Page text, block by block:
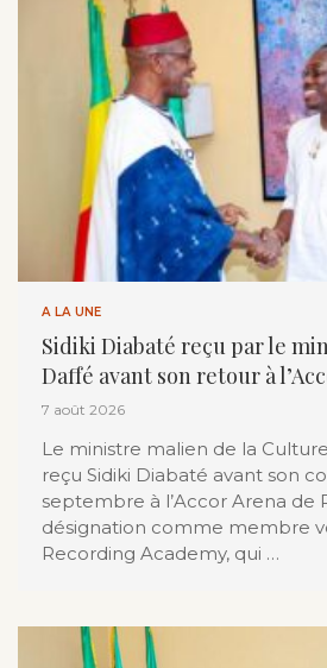
A LA UNE
Sidiki Diabaté reçu par le
Daffé avant son retour à
7 août 2026
Le ministre malien de la
reçu Sidiki Diabaté avant son
septembre à l’Accor Arena de
désignation comme membre
Recording Academy, qui …